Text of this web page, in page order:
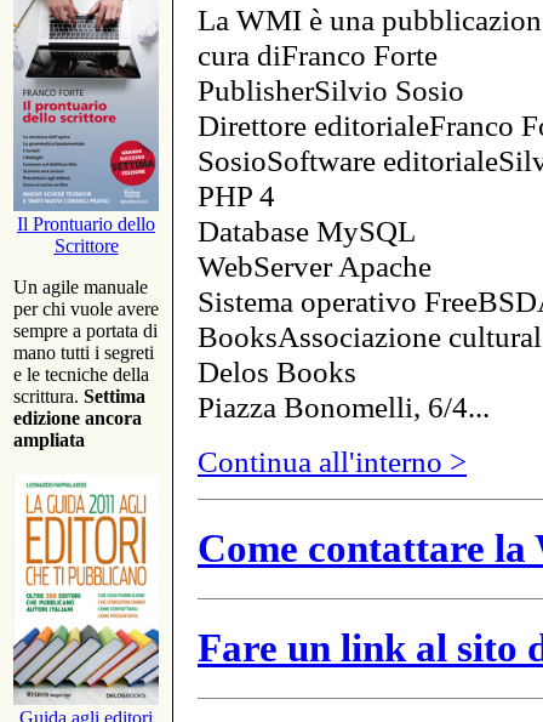
Il Prontuario dello
Scrittore
Un agile manuale
per chi vuole avere
sempre a portata di
mano tutti i segreti
e le tecniche della
scrittura. Settima
edizione ancora
ampliata
Guida agli editori
La WMI è una
cura diFranco Forte
PublisherSilvio Sosio
Direttore editorialeFranco
SosioSoftware
PHP 4
Database MySQL
WebServer Apache
Sistema operativo
BooksAssociazione
Delos Books
Piazza Bonomelli, 6/4...
Continua all'interno >
Come contattare
Fare un link al sito